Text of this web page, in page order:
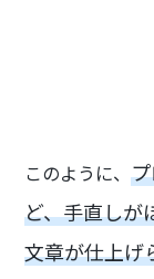
このように、
ど、手直しが
文章が仕上げ